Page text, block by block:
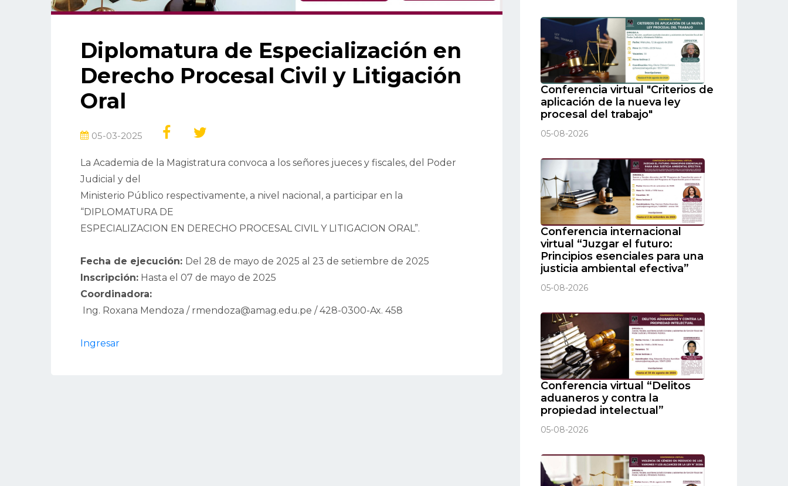
Diplomatura de Especialización en
Derecho Procesal Civil y Litigación
Oral
05-03-2025
La Academia de la Magistratura convoca a los señores jueces y fiscales, del Poder
Judicial y del
Ministerio Público respectivamente, a nivel nacional, a participar en la
“DIPLOMATURA DE
ESPECIALIZACION EN DERECHO PROCESAL CIVIL Y LITIGACION ORAL”.
Fecha de ejecución: Del 28 de mayo de 2025 al 23 de setiembre de 2025
Inscripción: Hasta el 07 de mayo de 2025
Coordinadora:
Ing. Roxana Mendoza / rmendoza@amag.edu.pe / 428-0300-Ax. 458
Ingresar
Conferencia virtual "Criterios de
aplicación de la nueva ley
procesal del trabajo"
05-08-2026
Conferencia internacional
virtual “Juzgar el futuro:
Principios esenciales para una
justicia ambiental efectiva”
05-08-2026
Conferencia virtual “Delitos
aduaneros y contra la
propiedad intelectual”
05-08-2026